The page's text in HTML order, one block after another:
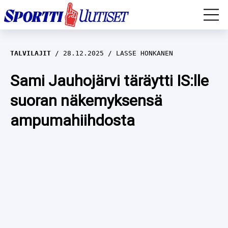
EM-YLEISURHEILU
JÄÄKIEKKO
YLEISURHEILU
WILMA HELTELÄ
TALVILAJIT
TALVILAJIT 28.12.2025 LASSE HONKANEN
Sami Jauhojärvi täräytti IS:lle
suoran näkemyksensä
ampumahiihdosta